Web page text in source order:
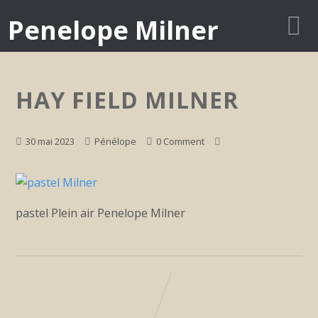
Penelope Milner
HAY FIELD MILNER
30 mai 2023 Pénélope 0 Comment
pastel Plein air Penelope Milner